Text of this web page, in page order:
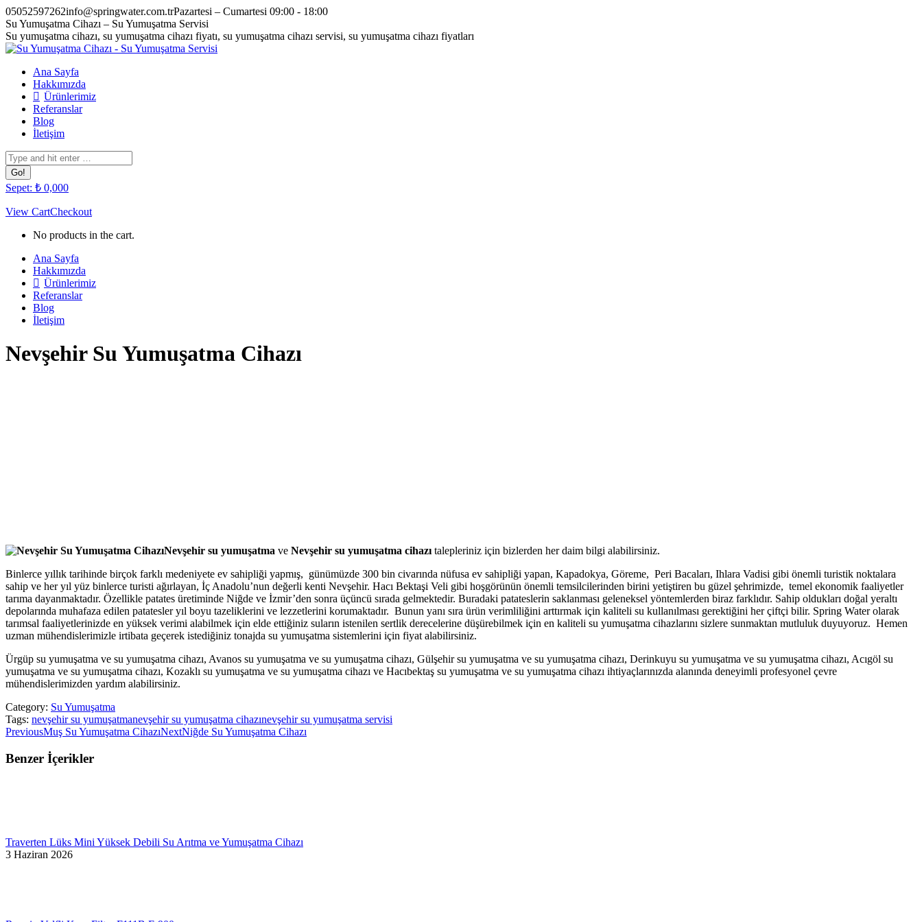
Skip
to
content
05052597262info@springwater.com.trPazartesi – Cumartesi 09:00 - 18:00
Facebook
page
opens
new
window
Twitter
page
opens
new
window
Pinterest
page
opens
new
window
Instagram
page
opens
new
window
Su Yumuşatma Cihazı – Su Yumuşatma Servisi
Su yumuşatma cihazı, su yumuşatma cihazı fiyatı, su yumuşatma cihazı servisi, su yumuşatma cihazı fiyatları
Ana Sayfa
Hakkımızda
Ürünlerimiz
Referanslar
Blog
İletişim
Search:
Sepet: ₺ 0,000
View CartCheckout
No products in the cart.
Ana Sayfa
Hakkımızda
Ürünlerimiz
Referanslar
Blog
İletişim
Nevşehir Su Yumuşatma Cihazı
Nevşehir su yumuşatma ve Nevşehir su yumuşatma cihazı talepleriniz için bizlerden her daim bilgi alabilirsiniz.
Binlerce yıllık tarihinde birçok farklı medeniyete ev sahipliği yapmış, günümüzde 300 bin civarında nüfusa ev sahipliği yapan, Kapadokya, Göreme, Peri Bacaları, Ihlara Vadisi gibi önemli turistik noktalara
sahip ve her yıl yüz binlerce turisti ağırlayan, İç Anadolu’nun değerli kenti Nevşehir. Hacı Bektaşi Veli gibi hoşgörünün önemli temsilcilerinden birini yetiştiren bu güzel şehrimizde, temel ekonomik faaliyetler
tarıma dayanmaktadır. Özellikle patates üretiminde Niğde ve İzmir’den sonra üçüncü sırada gelmektedir. Buradaki patateslerin saklanması geleneksel yöntemlerden biraz farklıdır. Sahip oldukları doğal yeraltı
depolarında muhafaza edilen patatesler yıl boyu tazeliklerini ve lezzetlerini korumaktadır. Bunun yanı sıra ürün verimliliğini arttırmak için kaliteli su kullanılması gerektiğini her çiftçi bilir. Spring Water olarak
tarımsal faaliyetlerinizde en yüksek verimi alabilmek için elde ettiğiniz suların istenilen sertlik derecelerine düşürebilmek için en kaliteli su yumuşatma cihazlarını sizlere sunmaktan mutluluk duyuyoruz. Hemen
uzman mühendislerimizle irtibata geçerek istediğiniz tonajda su yumuşatma sistemlerini için fiyat alabilirsiniz.
Ürgüp su yumuşatma ve su yumuşatma cihazı, Avanos su yumuşatma ve su yumuşatma cihazı, Gülşehir su yumuşatma ve su yumuşatma cihazı, Derinkuyu su yumuşatma ve su yumuşatma cihazı, Acıgöl su
yumuşatma ve su yumuşatma cihazı, Kozaklı su yumuşatma ve su yumuşatma cihazı ve Hacıbektaş su yumuşatma ve su yumuşatma cihazı ihtiyaçlarınızda alanında deneyimli profesyonel çevre
mühendislerimizden yardım alabilirsiniz.
Category: Su Yumuşatma
Tags: nevşehir su yumuşatmanevşehir su yumuşatma cihazınevşehir su yumuşatma servisi
Post
navigation
PreviousPrevious
Muş Su Yumuşatma CihazıNextNext
Niğde Su Yumuşatma Cihazı
Benzer İçerikler
Traverten Lüks Mini Yüksek Debili Su Arıtma ve Yumuşatma Cihazı
3 Haziran 2026